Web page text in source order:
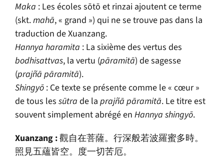
Maka : Les écoles sōtō et rinzai ajoutent ce terme
(skt.mahā, « grand ») qui ne se trouve pas dans la
traduction de Xuanzang.
Hannya haramita : La sixième des vertus des
bodhisattvas, la vertu (pāramitā) de sagesse
(prajñā pāramitā).
Shingyō: Ce texte se présente comme le « cœur »
de tous les sūtra de la prajñā pāramitā. Le titre est
souvent simplement abrégé en Hannya shingyō.
Xuanzang :觀自在菩薩。行深般若波羅蜜多時。
照見五蘊皆空。度一切苦厄。